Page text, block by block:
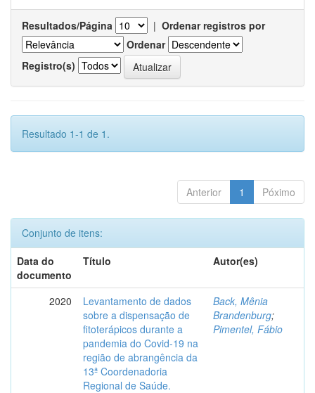
Resultados/Página | Ordenar registros por
Ordenar
Registro(s)
Resultado 1-1 de 1.
Anterior 1 Póximo
Conjunto de itens:
Data do
documento
Título Autor(es)
2020
Levantamento de dados
sobre a dispensação de
fitoterápicos durante a
pandemia do Covid-19 na
região de abrangência da
13ª Coordenadoria
Regional de Saúde.
Back, Mênia
Brandenburg;
Pimentel, Fábio